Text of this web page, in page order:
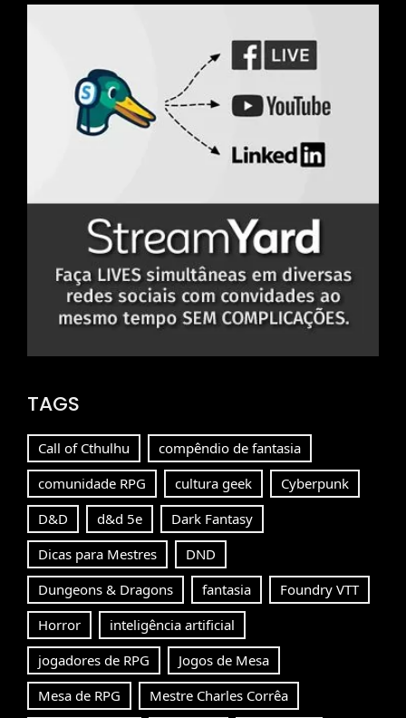
TAGS
Call of Cthulhu
compêndio de fantasia
comunidade RPG
cultura geek
Cyberpunk
D&D
d&d 5e
Dark Fantasy
Dicas para Mestres
DND
Dungeons & Dragons
fantasia
Foundry VTT
Horror
inteligência artificial
jogadores de RPG
Jogos de Mesa
Mesa de RPG
Mestre Charles Corrêa